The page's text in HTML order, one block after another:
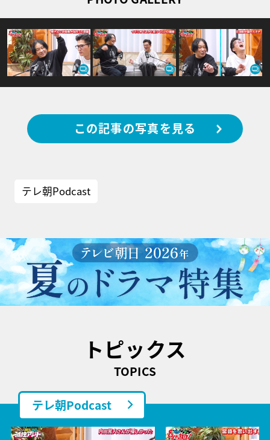
この記事の写真を見る
テレ朝Podcast
トピックス
TOPICS
テレ朝Podcast